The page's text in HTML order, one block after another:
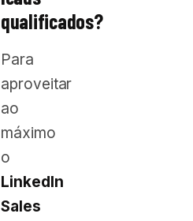
qualificados?
Para
aproveitar
ao
máximo
o
LinkedIn
Sales